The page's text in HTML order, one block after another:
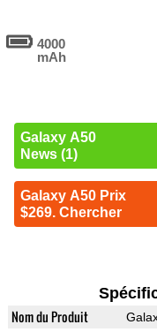
4000
mAh
Galaxy A50
News (1)
Galaxy A50 Prix
$269. Chercher
Nom du Produit